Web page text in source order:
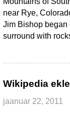
near Rye,
Jim Bishop began
surround with
Wikipedia
jaanuar 22, 2011